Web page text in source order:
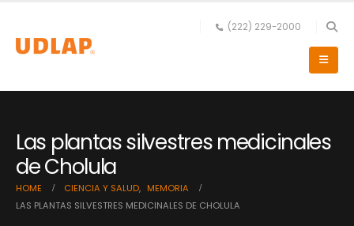
(222) 229-2000
Las plantas silvestres medicinales
de Cholula
HOME CIENCIA Y SALUD, MEMORIA
LAS PLANTAS SILVESTRES MEDICINALES DE CHOLULA